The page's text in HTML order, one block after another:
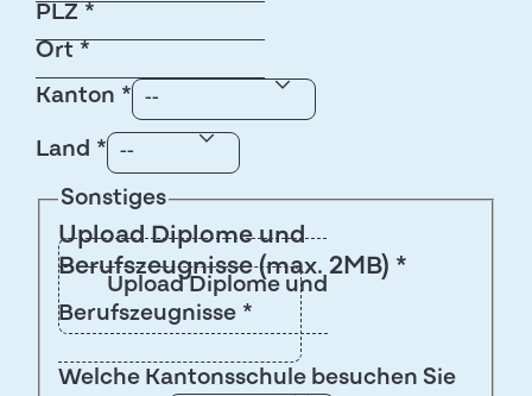
PLZ *
Ort *
Kanton *
Land *
Sonstiges
Upload Diplome und
Berufszeugnisse (max. 2MB) *
Upload Diplome und
Berufszeugnisse *
Welche Kantonsschule besuchen Sie